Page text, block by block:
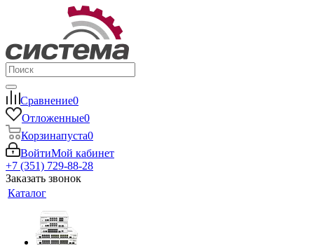
Сравнение0
Отложенные0
Корзинапуста0
ВойтиМой кабинет
+7 (351) 729-88-28
Заказать звонок
Каталог